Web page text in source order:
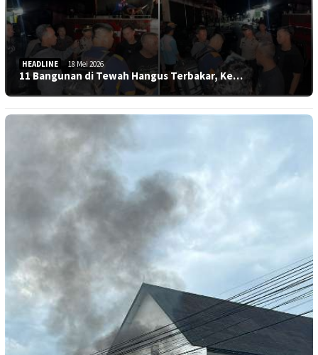
HEADLINE 18 Mei 2026
11 Bangunan di Tewah Hangus Terbakar, Ke…